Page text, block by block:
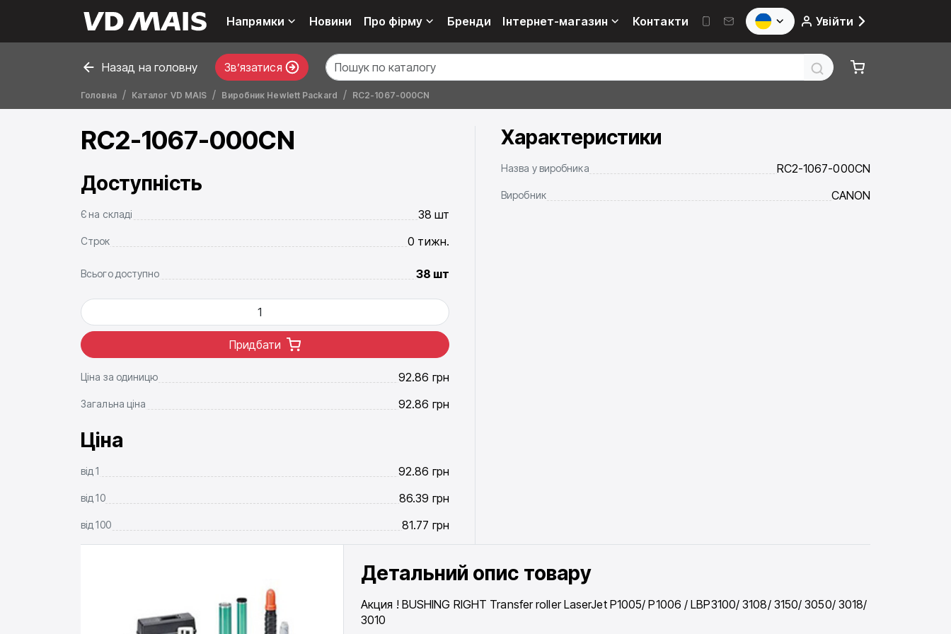
Напрямки Новини Про фірму Бренди Інтернет-магазин Контакти Увійти
Назад на головну Звʼязатися
Головна Каталог VD MAIS Виробник Hewlett Packard RC2-1067-000CN
RC2-1067-000CN
Доступність
Є на складі 38 шт
Строк 0 тижн.
Всього доступно 38 шт
Придбати
Ціна за одиницю 92.86 грн
Загальна ціна 92.86 грн
Ціна
від1 92.86 грн
від10 86.39 грн
від100 81.77 грн
Характеристики
Назва у виробника RC2-1067-000CN
Виробник CANON
Детальний опис товару
Акция ! BUSHING RIGHT Transfer roller LaserJet P1005/ P1006 / LBP3100/ 3108/ 3150/ 3050/ 3018/
3010